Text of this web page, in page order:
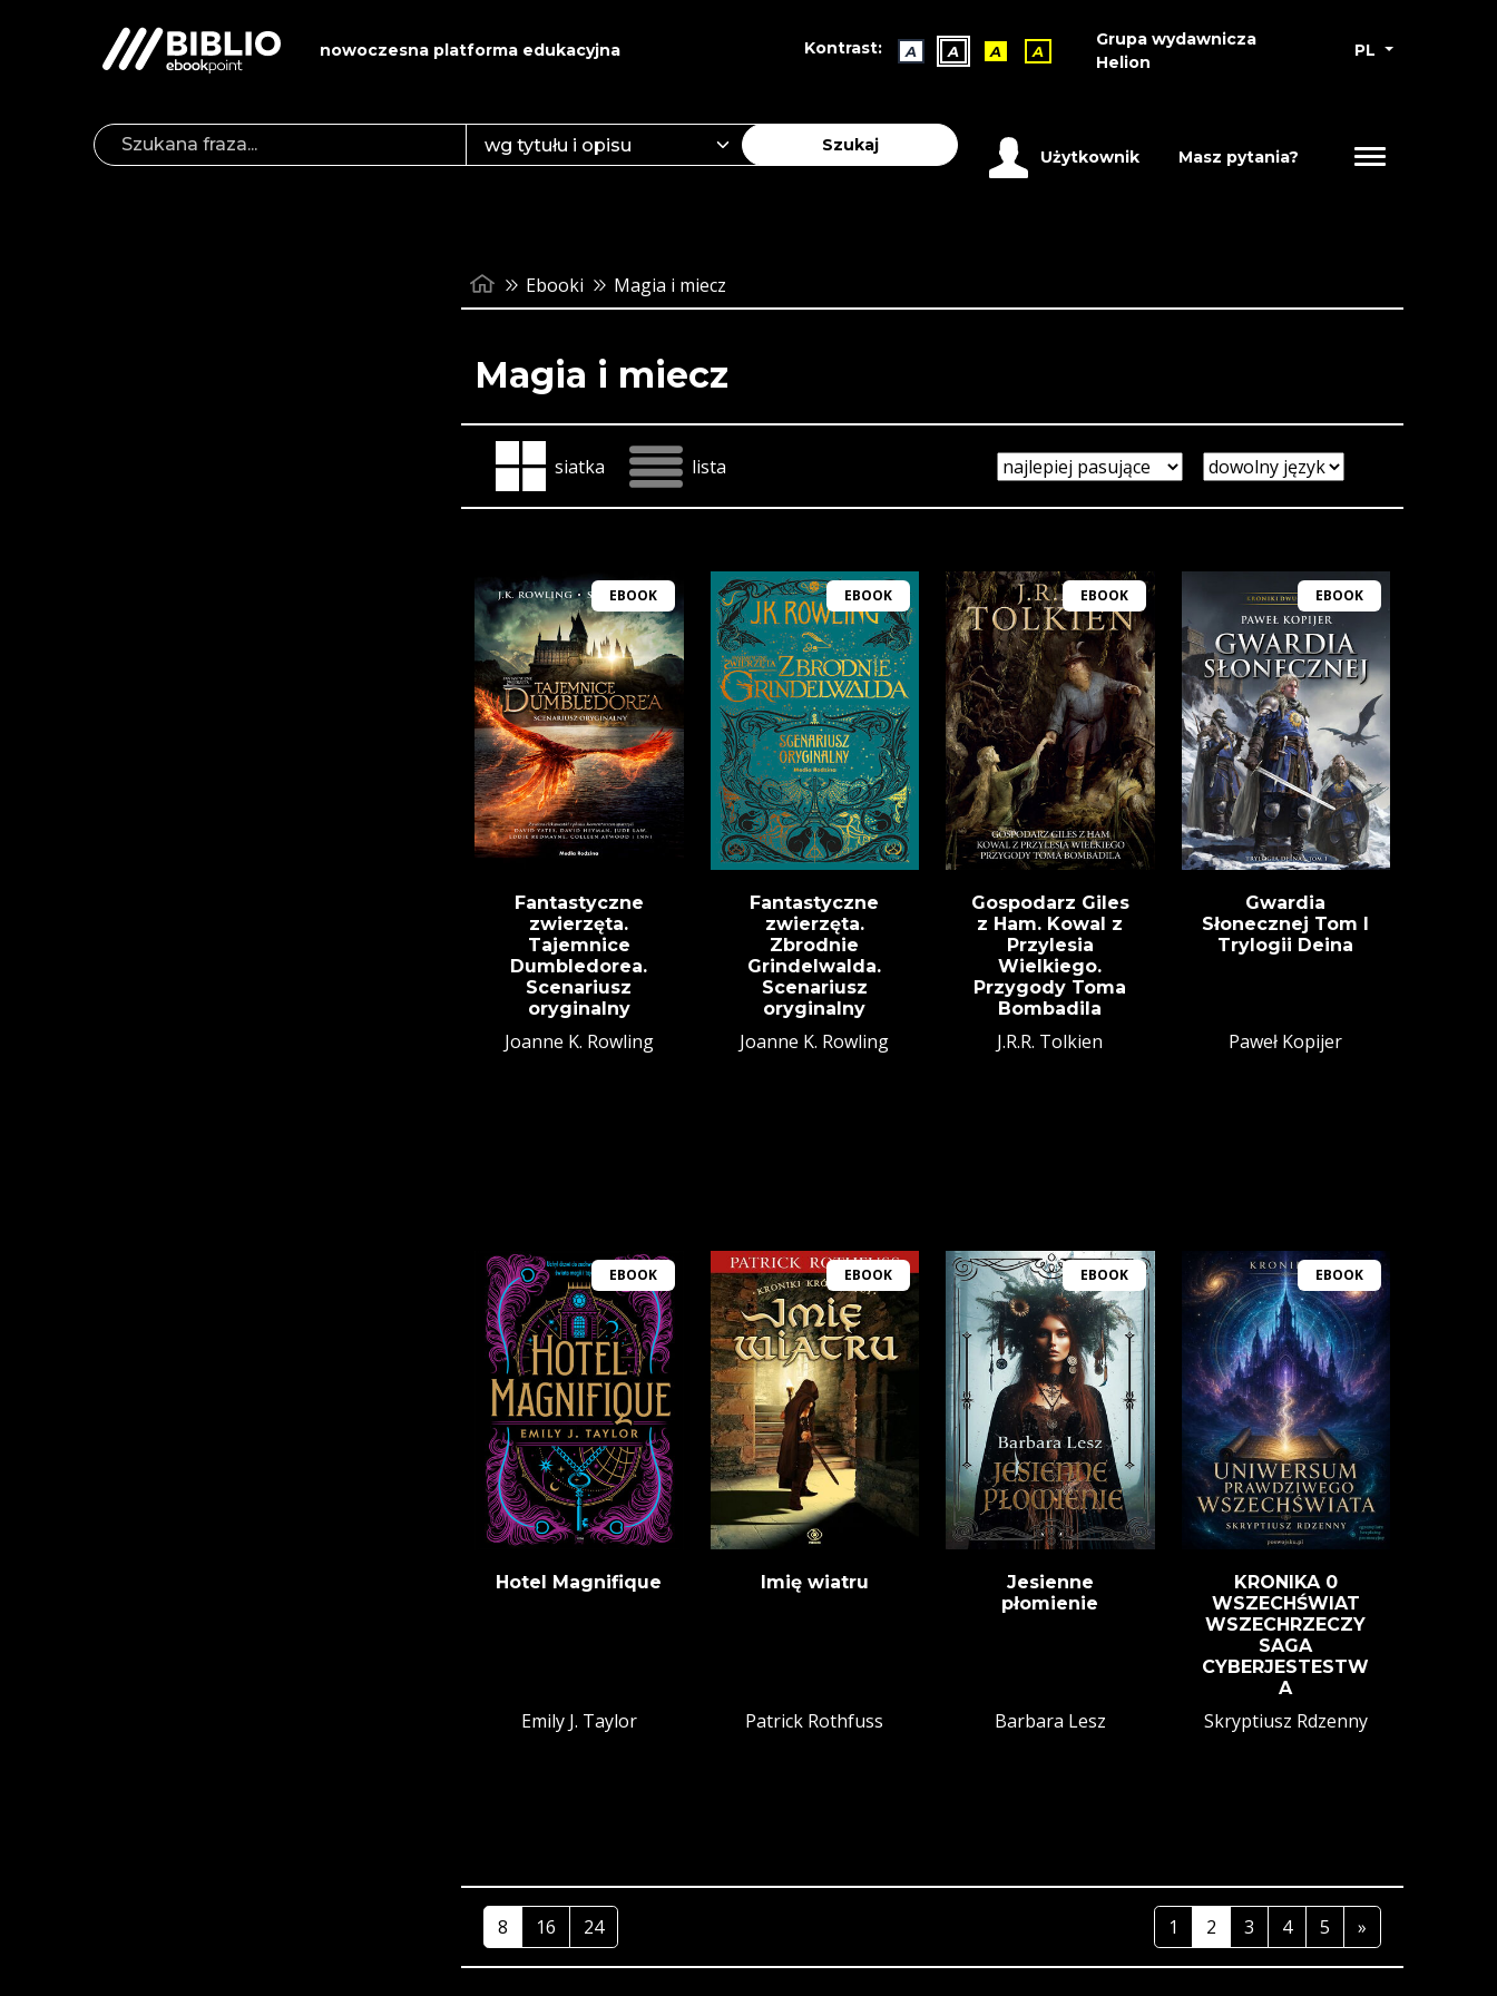
nowoczesna platforma edukacyjna Kontrast: A A A A
Grupa wydawnicza
Helion
PL
Szukaj
Użytkownik Masz pytania?
Ebooki Magia i miecz
Magia i miecz
siatka lista
EBOOK
Fantastyczne
zwierzęta.
Tajemnice
Dumbledorea.
Scenariusz
oryginalny
Joanne K. Rowling
EBOOK
Fantastyczne
zwierzęta.
Zbrodnie
Grindelwalda.
Scenariusz
oryginalny
Joanne K. Rowling
EBOOK
Gospodarz Giles
z Ham. Kowal z
Przylesia
Wielkiego.
Przygody Toma
Bombadila
J.R.R. Tolkien
EBOOK
Gwardia
Słonecznej Tom I
Trylogii Deina
Paweł Kopijer
EBOOK
Hotel Magnifique
Emily J. Taylor
EBOOK
Imię wiatru
Patrick Rothfuss
EBOOK
Jesienne
płomienie
Barbara Lesz
EBOOK
KRONIKA 0
WSZECHŚWIAT
WSZECHRZECZY
SAGA
CYBERJESTESTW
A
Skryptiusz Rdzenny
8 16 24 1 2 3 4 5 »